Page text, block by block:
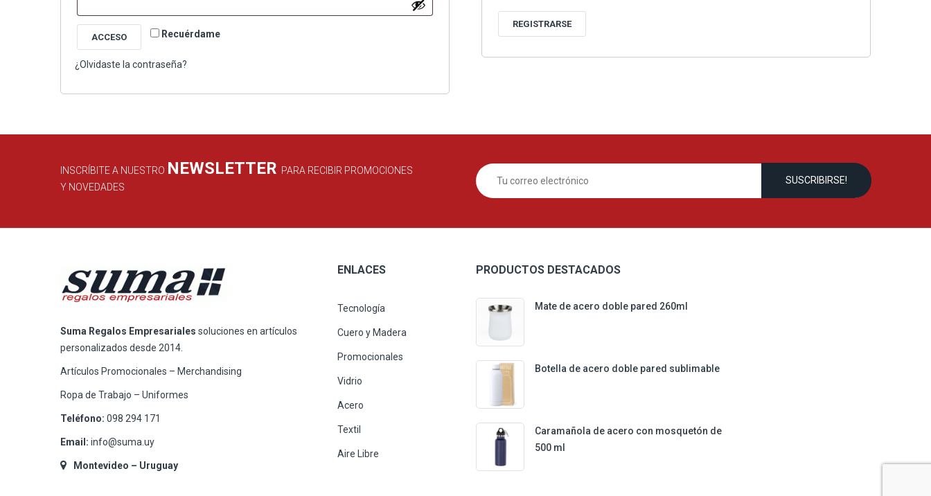
Recuérdame
ACCESO
¿Olvidaste la contraseña?
REGISTRARSE
INSCRÍBITE A NUESTRO NEWSLETTER PARA RECIBIR PROMOCIONES
Y NOVEDADES
Suma Regalos Empresariales soluciones en artículos
personalizados desde 2014.
Artículos Promocionales – Merchandising
Ropa de Trabajo – Uniformes
Teléfono: 098 294 171
Email: info@suma.uy
Montevideo – Uruguay
ENLACES
Tecnología
Cuero y Madera
Promocionales
Vidrio
Acero
Textil
Aire Libre
PRODUCTOS DESTACADOS
Mate de acero doble pared 260ml
Botella de acero doble pared sublimable
Caramañola de acero con mosquetón de
500 ml